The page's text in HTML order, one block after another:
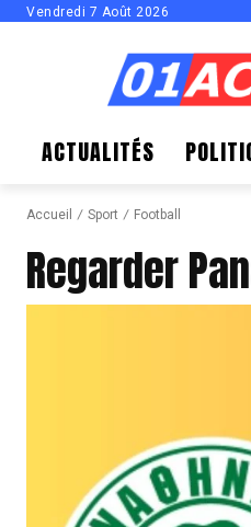
Vendredi 7 Août 2026
ACTUALITÉS
Accueil Sport Football
Regarder